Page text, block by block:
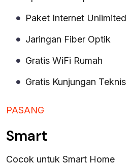
Paket Internet Unlimited
Jaringan Fiber Optik
Gratis WiFi Rumah
Gratis Kunjungan Teknis
PASANG
Smart
Cocok untuk Smart Home